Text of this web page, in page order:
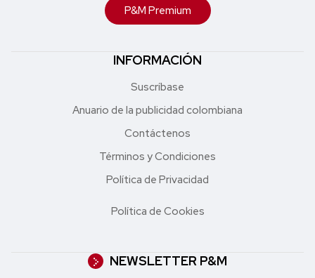
P&M Premium
INFORMACIÓN
Suscríbase
Anuario de la publicidad colombiana
Contáctenos
Términos y Condiciones
Política de Privacidad
Política de Cookies
NEWSLETTER P&M